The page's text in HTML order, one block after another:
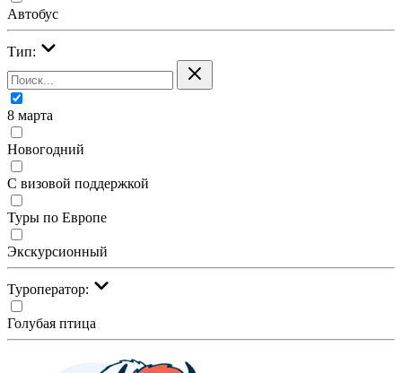
Автобус
Тип:
8 марта
Новогодний
С визовой поддержкой
Туры по Европе
Экскурсионный
Туроператор:
Голубая птица